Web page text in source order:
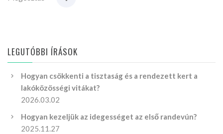
LEGUTÓBBI ÍRÁSOK
Hogyan csökkenti a tisztaság és a rendezett kert a
lakóközösségi vitákat?
2026.03.02
Hogyan kezeljük az idegességet az első randevún?
2025.11.27